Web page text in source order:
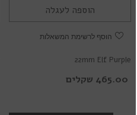
הוספה לעגלה
הוסף לרשימת המשאלות
22mm Elf Purple
465.00 שקלים